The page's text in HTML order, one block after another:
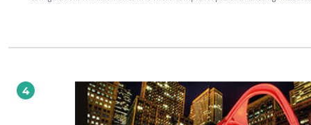
orchestration. Readers will learn how to leverage roles, modules, and
Whether you’re managing local systems or provisioning cloud servers, this guide
provides everything you need to master Ansible and automate your
management effectively. It’s perfect for both newcomers and experienced users
looking to refine their skills.
4